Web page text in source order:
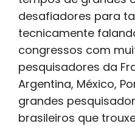
desafiadores para
tecnicamente
congressos com
pesquisadores da
Argentina, México,
grandes
brasileiros que